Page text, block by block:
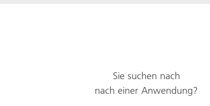
Sie suchen nach
nach einer Anwendung?